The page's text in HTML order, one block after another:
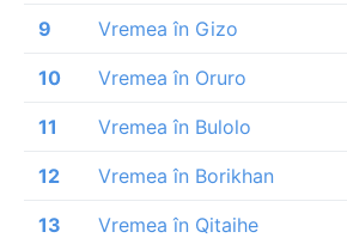
9 Vremea în Gizo
10 Vremea în Oruro
11 Vremea în Bulolo
12 Vremea în Borikhan
13 Vremea în Qitaihe